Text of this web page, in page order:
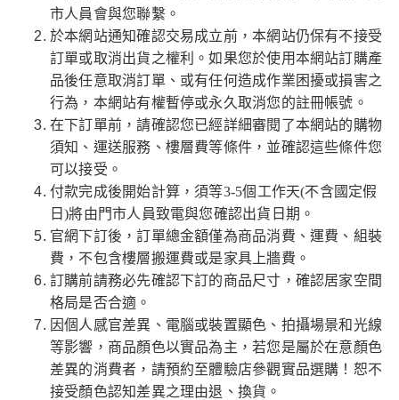
市人員會與您聯繫。
於本網站通知確認交易成立前，本網站仍保有不接受
訂單或取消出貨之權利。如果您於使用本網站訂購產
品後任意取消訂單、或有任何造成作業困擾或損害之
行為，本網站有權暫停或永久取消您的註冊帳號。
在下訂單前，請確認您已經詳細審閱了本網站的購物
須知、運送服務、樓層費等條件，並確認這些條件您
可以接受。
付款完成後開始計算，須等3-5個工作天(不含國定假
日)將由門市人員致電與您確認出貨日期。
官網下訂後，訂單總金額僅為商品消費、運費、組裝
費，不包含樓層搬運費或是家具上牆費。
訂購前請務必先確認下訂的商品尺寸，確認居家空間
格局是否合適。
因個人感官差異、電腦或裝置顯色、拍攝場景和光線
等影響，商品顏色以實品為主，若您是屬於在意顏色
差異的消費者，請預約至體驗店參觀實品選購！恕不
接受顏色認知差異之理由退、換貨。